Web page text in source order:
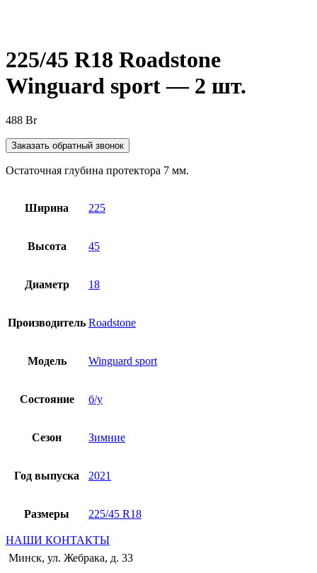
225/45 R18 Roadstone
Winguard sport — 2 шт.
488 Br
Заказать обратный звонок
Остаточная глубина протектора 7 мм.
Ширина 225
Высота 45
Диаметр 18
Производитель Roadstone
Модель Winguard sport
Состояние б/у
Сезон Зимние
Год выпуска 2021
Размеры 225/45 R18
НАШИ КОНТАКТЫ
Минск, ул. Жебрака, д. 33